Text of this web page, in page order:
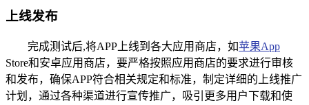
上线发布
完成测试后,将APP上线到各大应用商店，如苹果App
Store和安卓应用商店，要严格按照应用商店的要求进行审核
和发布，确保APP符合相关规定和标准，制定详细的上线推广
计划，通过各种渠道进行宣传推广，吸引更多用户下载和使